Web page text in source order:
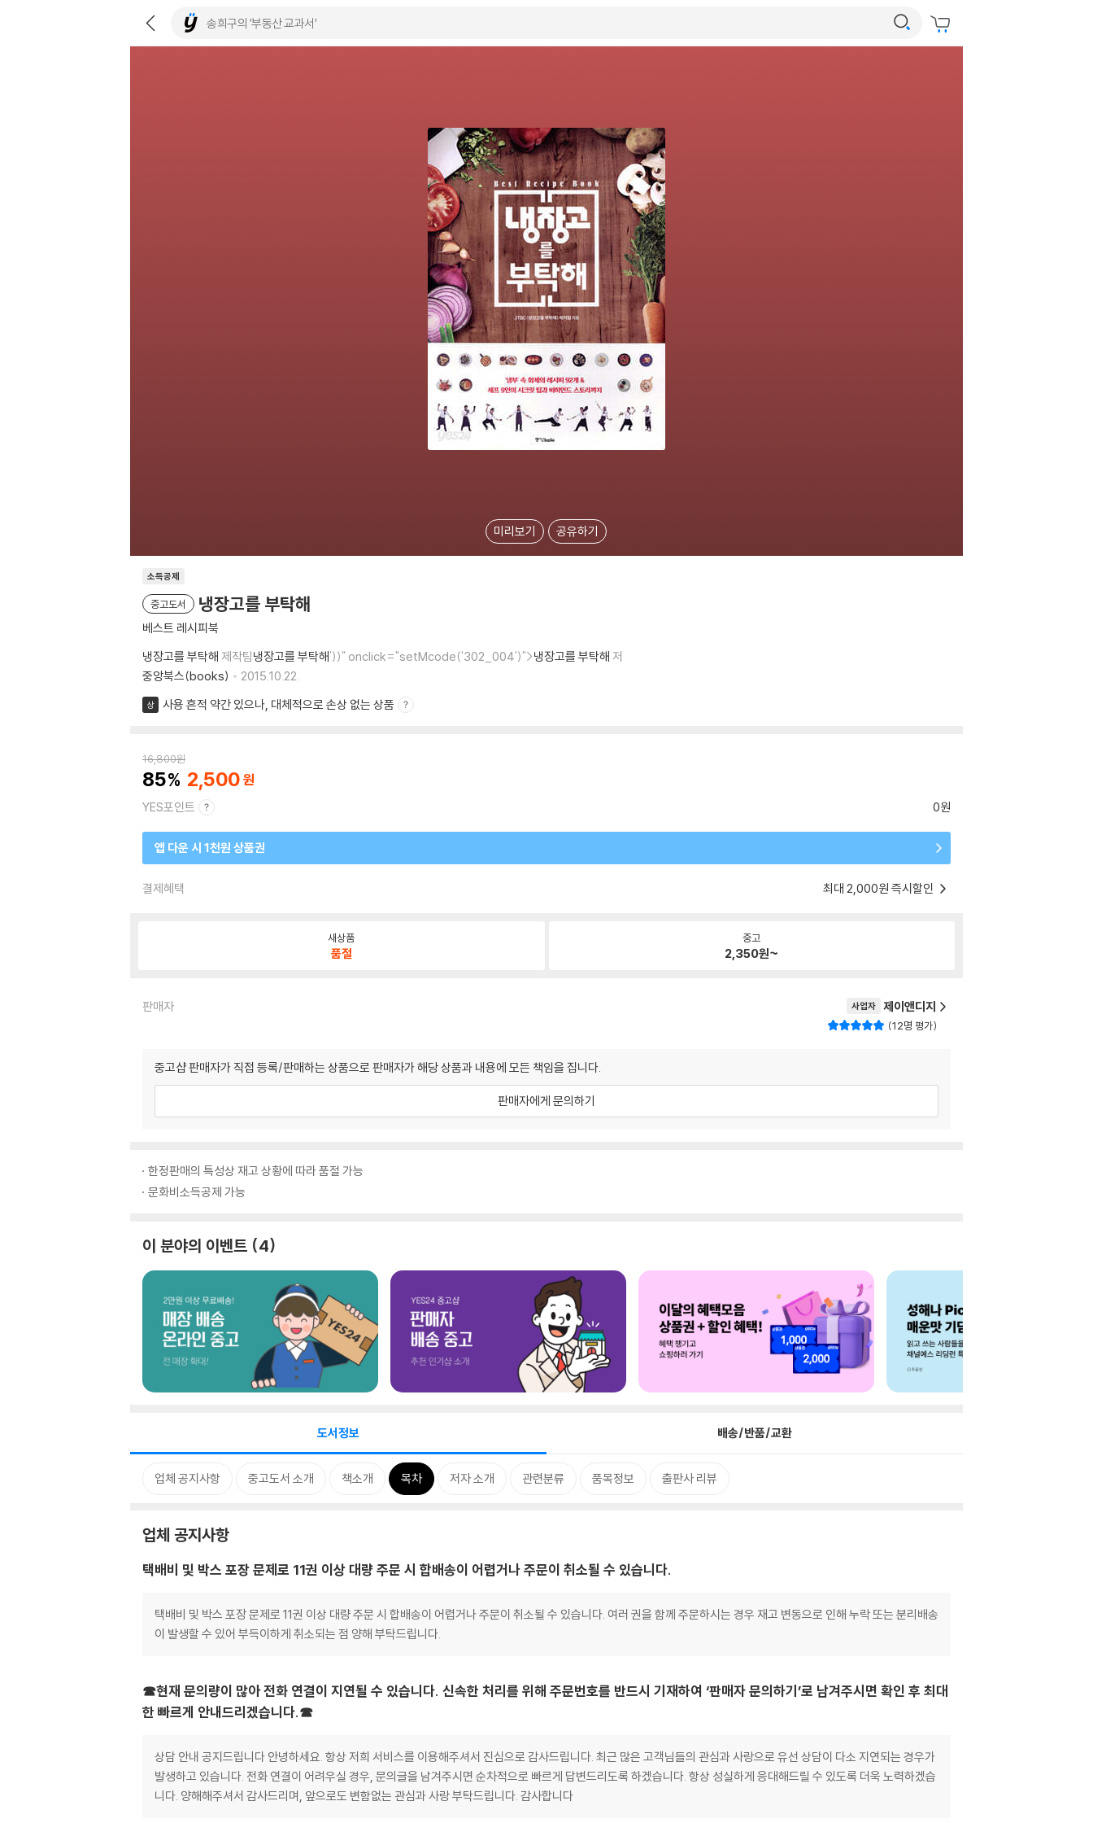
미리보기 공유하기
소득공제
중고도서 냉장고를 부탁해
베스트 레시피북
냉장고를 부탁해 제작팀냉장고를 부탁해'))" onclick="setMcode('302_004')">냉장고를 부탁해 저
중앙북스(books)
2015.10.22.
상 사용 흔적 약간 있으나, 대체적으로 손상 없는 상품
16,800원
85 2,500
YES포인트 0원
앱 다운 시 1천원 상품권
결제혜택 최대 2,000원 즉시할인
새상품
품절
중고
2,350원~
판매자 사업자 제이앤디지
12명 평가
중고샵 판매자가 직접 등록/판매하는 상품으로 판매자가 해당 상품과 내용에 모든 책임을 집니다.
판매자에게 문의하기
한정판매의 특성상 재고 상황에 따라 품절 가능
문화비소득공제 가능
이 분야의 이벤트 4
도서정보 배송/반품/교환
업체 공지사항 중고도서 소개 책소개 목차 저자 소개 관련분류 품목정보 출판사 리뷰
업체 공지사항
택배비 및 박스 포장 문제로 11권 이상 대량 주문 시 합배송이 어렵거나 주문이 취소될 수 있습니다.
택배비 및 박스 포장 문제로 11권 이상 대량 주문 시 합배송이 어렵거나 주문이 취소될 수 있습니다. 여러 권을 함께 주문하시는 경우 재고 변동으로 인해 누락 또는 분리배송
이 발생할 수 있어 부득이하게 취소되는 점 양해 부탁드립니다.
☎현재 문의량이 많아 전화 연결이 지연될 수 있습니다. 신속한 처리를 위해 주문번호를 반드시 기재하여 ‘판매자 문의하기’로 남겨주시면 확인 후 최대
한 빠르게 안내드리겠습니다.☎
상담 안내 공지드립니다 안녕하세요. 항상 저희 서비스를 이용해주셔서 진심으로 감사드립니다. 최근 많은 고객님들의 관심과 사랑으로 유선 상담이 다소 지연되는 경우가
발생하고 있습니다. 전화 연결이 어려우실 경우, 문의글을 남겨주시면 순차적으로 빠르게 답변드리도록 하겠습니다. 항상 성실하게 응대해드릴 수 있도록 더욱 노력하겠습
니다. 양해해주셔서 감사드리며, 앞으로도 변함없는 관심과 사랑 부탁드립니다. 감사합니다